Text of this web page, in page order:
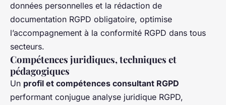
données personnelles et la rédaction de
documentation RGPD obligatoire, optimise
l’accompagnement à la conformité RGPD dans tous
secteurs.
Compétences juridiques, techniques et
pédagogiques
Un profil et compétences consultant RGPD
performant conjugue analyse juridique RGPD,